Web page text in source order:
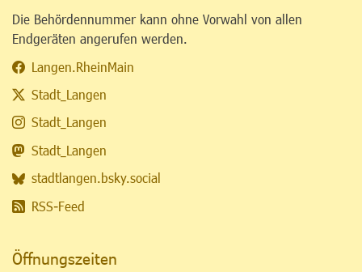
Die Behördennummer kann ohne Vorwahl von allen
Endgeräten angerufen werden.
Langen.RheinMain
Stadt_Langen
Stadt_Langen
Stadt_Langen
stadtlangen.bsky.social
RSS-Feed
Öffnungszeiten